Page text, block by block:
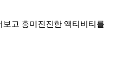
고 흥미진진한 액티비티를